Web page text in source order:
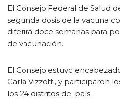
El Consejo Federal de Salud
segunda dosis de la vacuna
diferirá doce semanas para
de vacunación.
El Consejo estuvo
Carla Vizzotti, y participaron
los 24 distritos del país.